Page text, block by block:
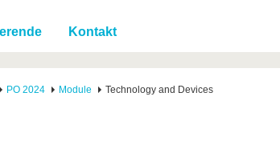
Mit der BTU ins Ausland
Für internationale
Studierende
Kontakt
Kontakt
PO 2024 Module Technology and Devices